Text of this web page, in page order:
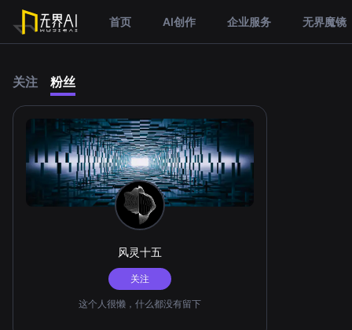
首页 AI创作 企业服务 无界魔镜
关注 粉丝
风灵十五
关注
这个人很懒，什么都没有留下